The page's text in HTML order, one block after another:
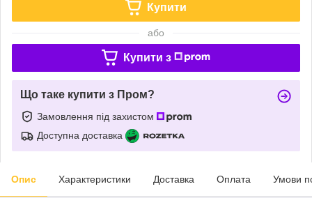
Купити
або
Купити з
Що таке купити з Пром?
Замовлення під захистом
Доступна доставка
Опис Характеристики Доставка Оплата Умови